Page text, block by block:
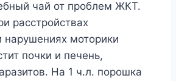
чай от проблем ЖКТ.
расстройствах
моторики
почки и печень,
На 1 ч.л. порошка